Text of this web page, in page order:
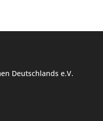
Deutschlands e.V.